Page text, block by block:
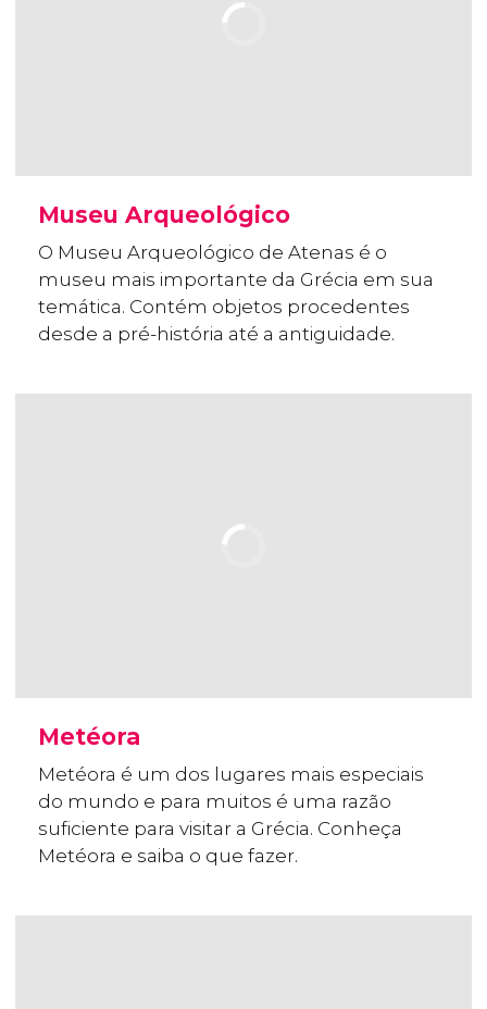
Museu Arqueológico
O Museu Arqueológico de Atenas é o
museu mais importante da Grécia em sua
temática. Contém objetos procedentes
desde a pré-história até a antiguidade.
Metéora
Metéora é um dos lugares mais especiais
do mundo e para muitos é uma razão
suficiente para visitar a Grécia. Conheça
Metéora e saiba o que fazer.